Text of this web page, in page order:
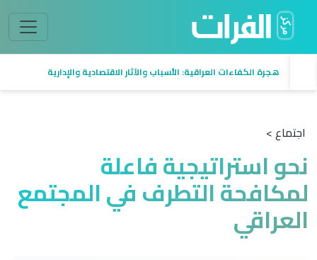
هجرة الكفاءات العراقية: الأسباب والآثار الاقتصادية والإدارية
اجتماع >
نحو استراتيجية فاعلة
لمكافحة التطرف في المجتمع
العراقي